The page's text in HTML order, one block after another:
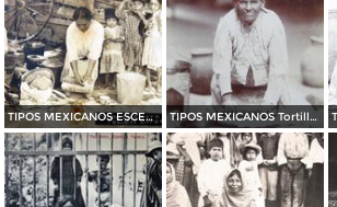
TIPOS MEXICANOS ESCENA MOLIENDO NIXTAMAL TIPOS MEXICANOS Tortillera Mexico D F